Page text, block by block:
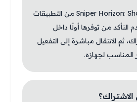
لأن Sniper Horizon: Shooting Game من التطبيقات
التأكد من توفرها أولًا داخل
ثم الانتقال مباشرة إلى التفعيل
المناسب لجهازه.